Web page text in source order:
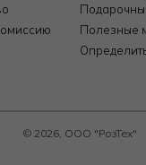
Полезные
© 2026, ООО "РозТех"